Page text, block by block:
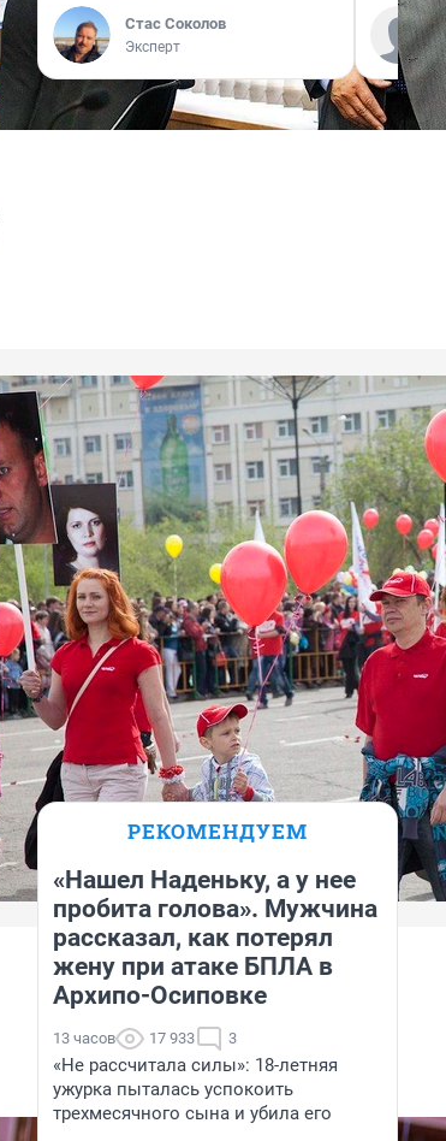
Стас Соколов
Эксперт
РЕКОМЕНДУЕМ
«Нашел Наденьку, а у нее
пробита голова». Мужчина
рассказал, как потерял
жену при атаке БПЛА в
Архипо-Осиповке
13 часов 17 933 3
«Не рассчитала силы»: 18-летняя
ужурка пыталась успокоить
трехмесячного сына и убила его